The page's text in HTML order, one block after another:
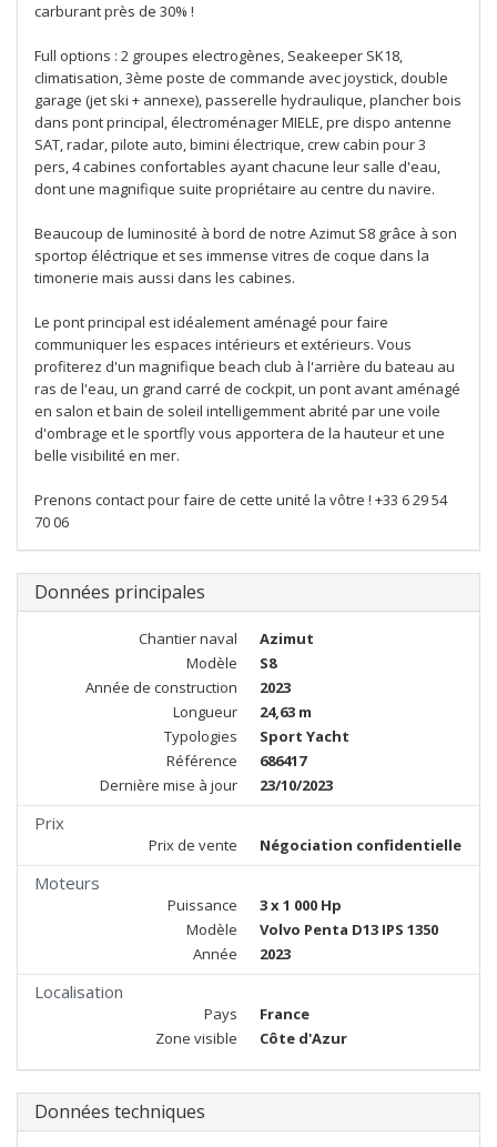
carburant près de 30% !
Full options : 2 groupes electrogènes, Seakeeper SK18,
climatisation, 3ème poste de commande avec joystick, double
garage (jet ski + annexe), passerelle hydraulique, plancher bois
dans pont principal, électroménager MIELE, pre dispo antenne
SAT, radar, pilote auto, bimini électrique, crew cabin pour 3
pers, 4 cabines confortables ayant chacune leur salle d'eau,
dont une magnifique suite propriétaire au centre du navire.
Beaucoup de luminosité à bord de notre Azimut S8 grâce à son
sportop éléctrique et ses immense vitres de coque dans la
timonerie mais aussi dans les cabines.
Le pont principal est idéalement aménagé pour faire
communiquer les espaces intérieurs et extérieurs. Vous
profiterez d'un magnifique beach club à l'arrière du bateau au
ras de l'eau, un grand carré de cockpit, un pont avant aménagé
en salon et bain de soleil intelligemment abrité par une voile
d'ombrage et le sportfly vous apportera de la hauteur et une
belle visibilité en mer.
Prenons contact pour faire de cette unité la vôtre ! +33 6 29 54
70 06
Données principales
Chantier naval
Azimut
Modèle
S8
Année de construction
2023
Longueur
24,63 m
Typologies
Sport Yacht
Référence
686417
Dernière mise à jour
23/10/2023
Prix
Prix de vente Négociation confidentielle
Moteurs
Puissance
3 x 1 000 Hp
Modèle
Volvo Penta D13 IPS 1350
Année
2023
Localisation
Pays
France
Zone visible
Côte d'Azur
Données techniques